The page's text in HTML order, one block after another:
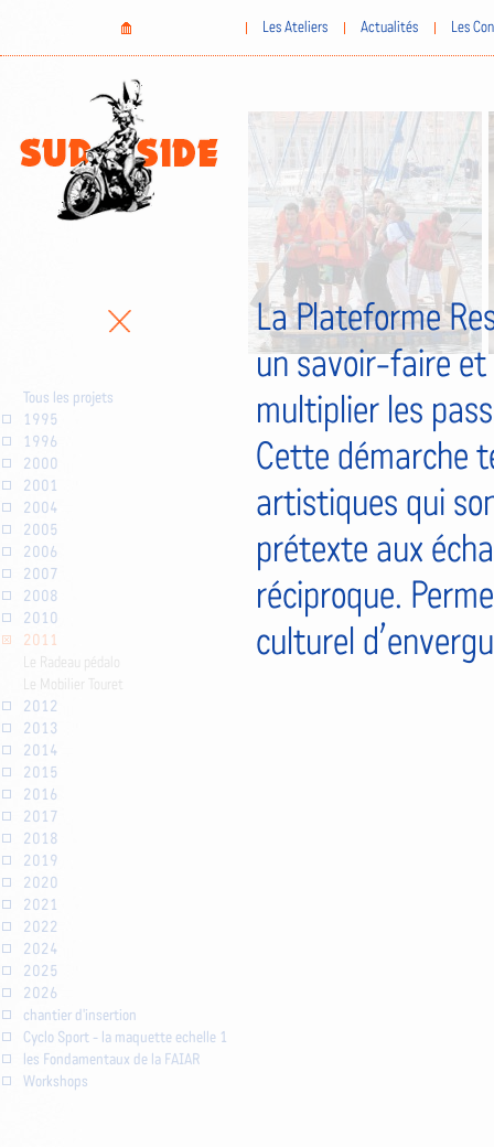
contenu
Home
Les Ateliers Actualités Les
La Plateforme
un savoir-faire et
multiplier les
Cette démarche
artistiques qui
prétexte aux
réciproque.
culturel
Tous les projets
1995
1996
2000
2001
2004
2005
2006
2007
2008
2010
2011
Le Radeau pédalo
Le Mobilier Touret
2012
2013
2014
2015
2016
2017
2018
2019
2020
2021
2022
2024
2025
2026
chantier d'insertion
Cyclo Sport - la maquette echelle 1
les Fondamentaux de la FAIAR
Workshops